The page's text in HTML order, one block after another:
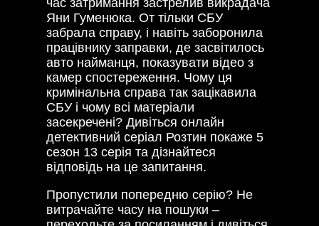
Яни Гуменюка. От тільки СБУ
забрала справу, і навіть заборонила
працівнику заправки, де засвітилось
авто найманця, показувати відео з
камер спостереження. Чому ця
кримінальна справа так зацікавила
СБУ і чому всі матеріали
засекречені? Дивіться онлайн
детективний серіал Розтин покаже 5
сезон 13 серія та дізнайтеся
відповідь на це запитання.
Пропустили попередню серію? Не
витрачайте часу на пошуки –